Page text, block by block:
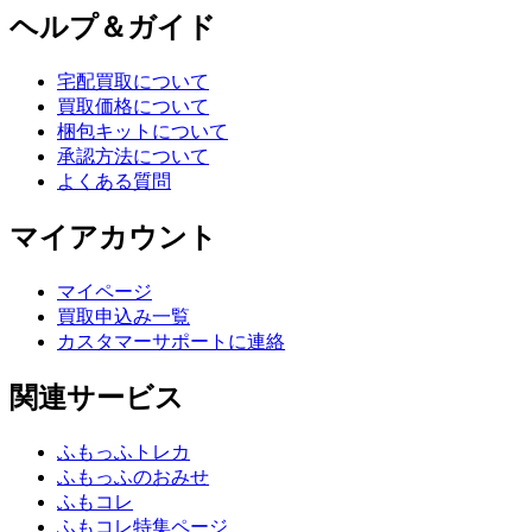
ヘルプ＆ガイド
宅配買取について
買取価格について
梱包キットについて
承認方法について
よくある質問
マイアカウント
マイページ
買取申込み一覧
カスタマーサポートに連絡
関連サービス
ふもっふトレカ
ふもっふのおみせ
ふもコレ
ふもコレ特集ページ